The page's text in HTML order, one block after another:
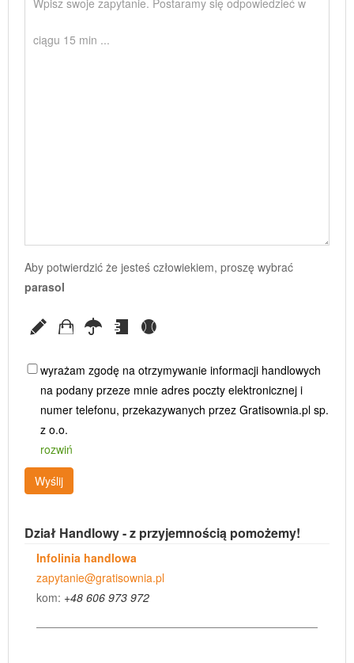
Aby potwierdzić że jesteś człowiekiem, proszę wybrać
parasol
wyrażam zgodę na otrzymywanie informacji handlowych
na podany przeze mnie adres poczty elektronicznej i
numer telefonu, przekazywanych przez Gratisownia.pl sp.
z o.o.
rozwiń
Wyślij
Dział Handlowy - z przyjemnością pomożemy!
Infolinia handlowa
zapytanie@gratisownia.pl
kom: +48 606 973 972